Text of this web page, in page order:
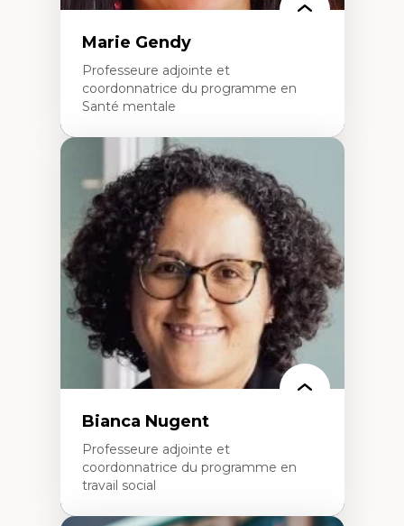
Marie Gendy
Professeure adjointe et
coordonnatrice du programme en
Santé mentale
Expertises
Neuropsychiatrie et neurosciences
Direction d'essais cliniques
Analyse des politiques et pratiques en santé
mentale
Développement de protocoles d'essais
cliniques
Collaboration interfonctionnelle
Leadership en recherche clinique
Développement de cadres politiques
Collaboration avec des entreprises
pharmaceutiques
Rédaction de publications et de rapports
politiques
Enseignement et mentorat
Bianca Nugent
Professeure adjointe et
coordonnatrice du programme en
travail social